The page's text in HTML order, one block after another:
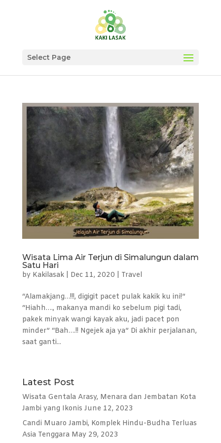
Select Page
Wisata Lima Air Terjun di Simalungun dalam
Satu Hari
by Kakilasak| Dec 11, 2020 Travel
“Alamakjang…!!!, digigit pacet pulak kakik ku ini!”
“Hiahh…., makanya mandi ko sebelum pigi tadi,
pakek minyak wangi kayak aku, jadi pacet pon
minder” “Bah….!! Ngejek aja ya” Di akhir perjalanan,
saat ganti...
Latest Post
Wisata Gentala Arasy, Menara dan Jembatan Kota
Jambi yang Ikonis June 12, 2023
Candi Muaro Jambi, Komplek Hindu-Budha Terluas
Asia Tenggara May 29, 2023